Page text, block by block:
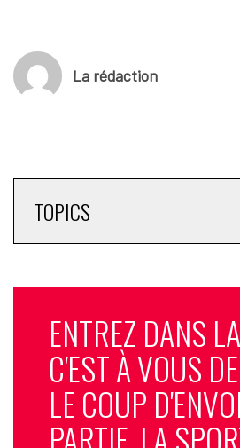
La rédaction
TOPICS
ENTREZ DANS
C'EST À VOUS
LE COUP